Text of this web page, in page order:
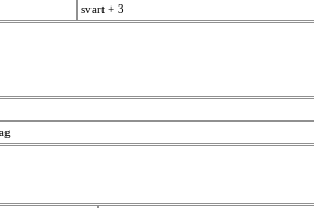
svart + 3